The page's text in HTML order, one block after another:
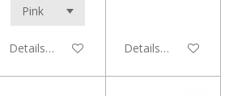
Details anzeigen Details anzeigen